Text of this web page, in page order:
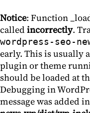
Notice: Function
called incorrectly.
wordpress-seo-
early. This is usually
plugin or theme
should be loaded at
Debugging in
message was added